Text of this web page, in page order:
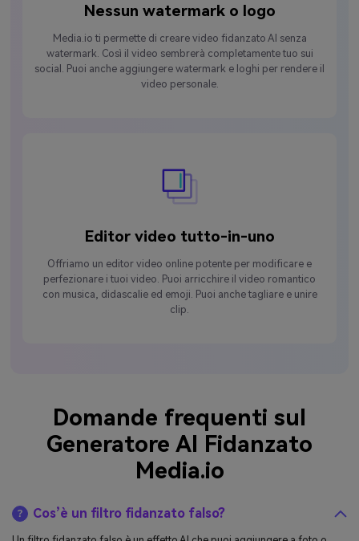
Nessun watermark o logo
Media.io ti permette di creare video fidanzato AI senza
watermark. Così il video sembrerà completamente tuo sui
social. Puoi anche aggiungere watermark e loghi per rendere il
video personale.
Editor video tutto-in-uno
Offriamo un editor video online potente per modificare e
perfezionare i tuoi video. Puoi arricchire il video romantico
con musica, didascalie ed emoji. Puoi anche tagliare e unire
clip.
Domande frequenti sul
Generatore AI Fidanzato
Media.io
Cos’è un filtro fidanzato falso?